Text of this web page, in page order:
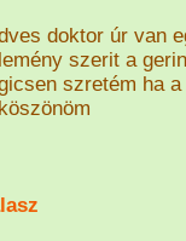
doktor úr van
szerit a
szretém ha